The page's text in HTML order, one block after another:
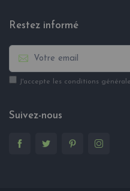
Restez informé
J'accepte les conditions
Suivez-nous